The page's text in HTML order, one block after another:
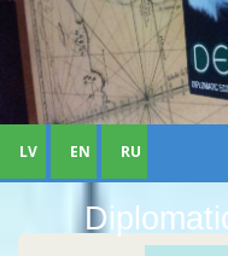
LV EN RU